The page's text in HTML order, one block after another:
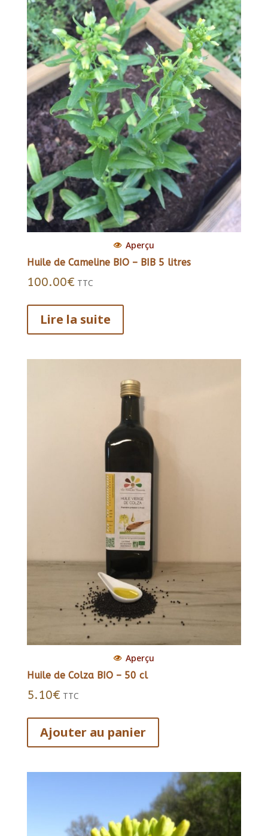
Aperçu
Huile de Cameline BIO – BIB 5 litres
100.00€ TTC
Lire la suite
Aperçu
Huile de Colza BIO – 50 cl
5.10€ TTC
Ajouter au panier